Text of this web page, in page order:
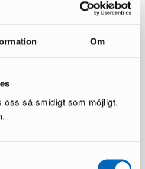
Om
oss så smidigt som möjligt.
gillar